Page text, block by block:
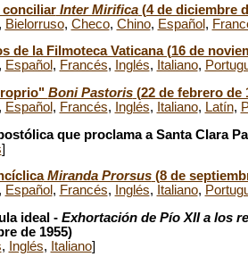
conciliarInter Mirifica(4 de diciembre
Bielorruso, Checo, Chino, Español ,
de la Filmoteca Vaticana (16 de
Español , Francés, Inglés, Italiano,
Boni Pastoris(22 de febrero de
Español , Francés, Inglés, Italiano, Latín,
que proclama a Santa Clara
]
Miranda Prorsus(8 de
Español , Francés, Inglés, Italiano,
ideal - Exhortación de Pío XII a los
de 1955)
, Inglés, Italiano]